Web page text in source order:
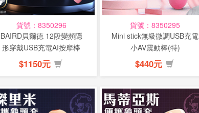
貨號：8350296
BAIRD貝爾德 12段變頻隱
形穿戴USB充電AI按摩棒
(特...
$1150元
貨號：8350295
Mini stick無級微調USB充電
小AV震動棒(特)
$440元